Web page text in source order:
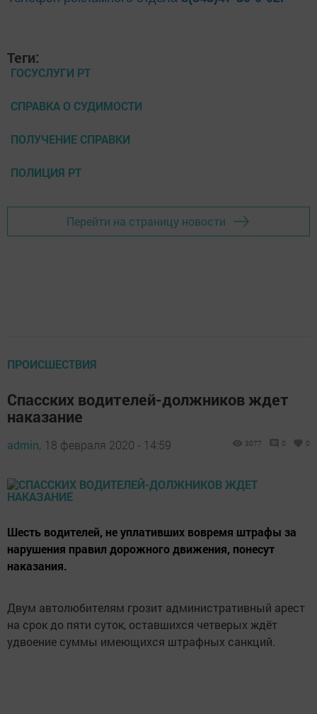
Теги:
ГОСУСЛУГИ РТ
СПРАВКА О СУДИМОСТИ
ПОЛУЧЕНИЕ СПРАВКИ
ПОЛИЦИЯ РТ
Перейти на страницу новости
ПРОИСШЕСТВИЯ
Спасских водителей-должников ждет
наказание
admin, 18 февраля 2020 - 14:59 3077 0 0
Шесть водителей, не уплативших вовремя штрафы за
нарушения правил дорожного движения, понесут
наказания.
Двум автолюбителям грозит административный арест
на срок до пяти суток, оставшихся четверых ждёт
удвоение суммы имеющихся штрафных санкций.